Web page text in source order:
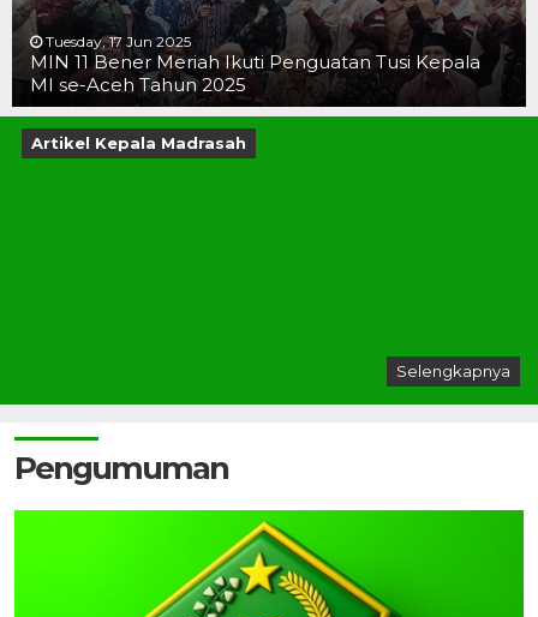
Tuesday, 17 Jun 2025
MIN 11 Bener Meriah Ikuti Penguatan Tusi Kepala
MI se-Aceh Tahun 2025
Artikel Kepala Madrasah
Selengkapnya
Pengumuman
19 JUN 2025
19 JUN 2025
16 JUN 2025